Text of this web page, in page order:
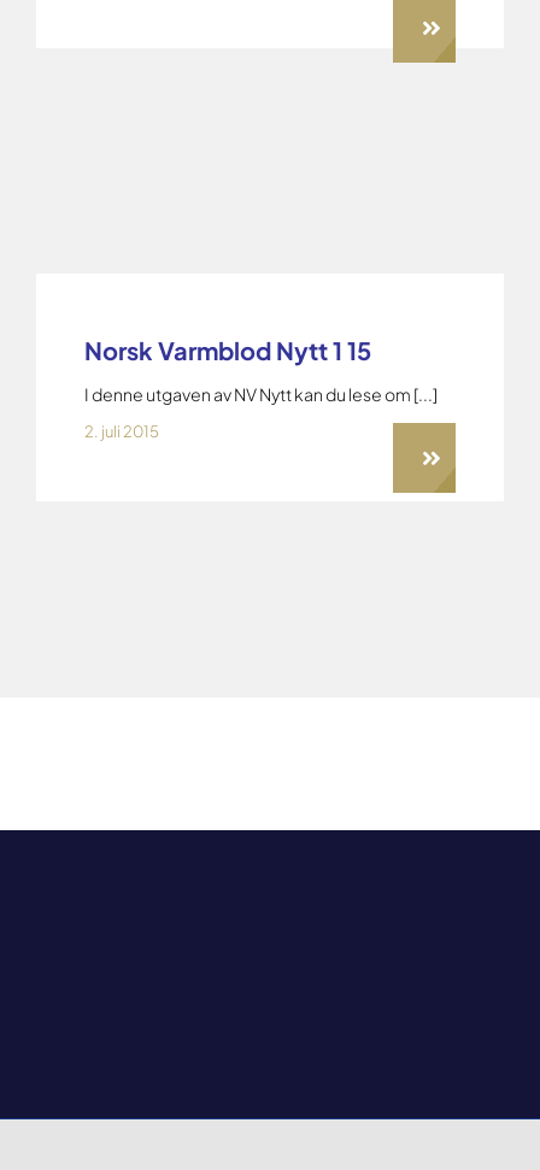
Norsk Varmblod Nytt 1 15
I denne utgaven av NV Nytt kan du lese om [...]
2. juli 2015